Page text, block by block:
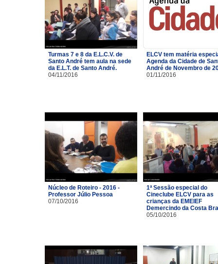
Turmas 7 e 8 da E.L.C.V. de
Santo André tem aula na sede
da E.L.T. de Santo André.
04/11/2016
ELCV tem matéria
Agenda da Cidade de
André de Novembro de
01/11/2016
Núcleo de Roteiro - 2016 -
Professor Júlio Pessoa
07/10/2016
1ª Sessão especial do
Cineclube ELCV para as
crianças da EMEIEF
Demercindo da Costa
05/10/2016